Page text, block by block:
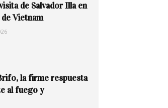
de Salvador Illa en
Vietnam
la firme respuesta
al fuego y